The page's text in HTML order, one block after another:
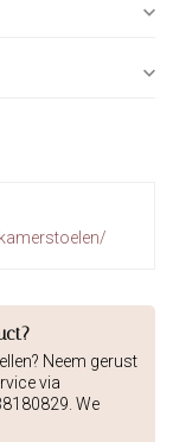
Neem gerust
via
We